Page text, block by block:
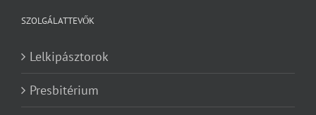
SZOLGÁLATTEVŐK
Lelkipásztorok
Presbitérium